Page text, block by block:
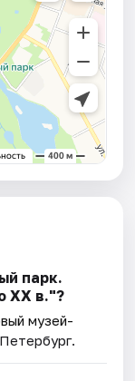
парк.
XX в."?
музей-